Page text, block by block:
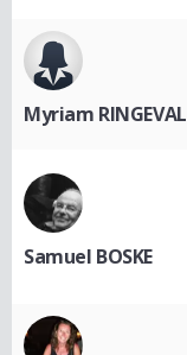
Myriam RINGEVAL
Samuel BOSKE